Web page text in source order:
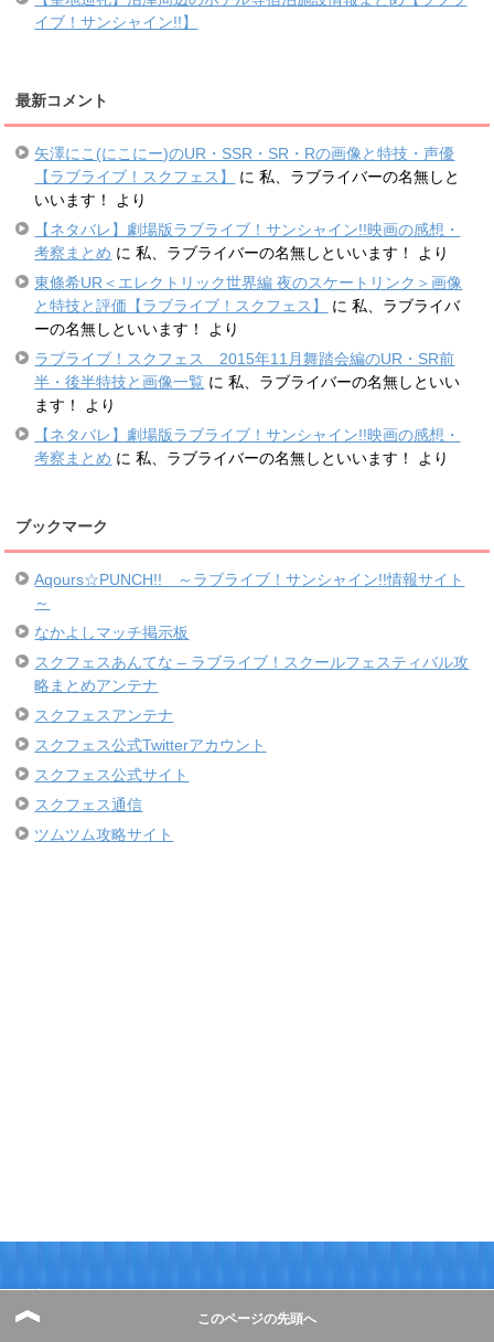
イブ！サンシャイン!!】
最新コメント
矢澤にこ(にこにー)のUR・SSR・SR・Rの画像と特技・声優
【ラブライブ！スクフェス】
に私、ラブライバーの名無しと
いいます！
より
【ネタバレ】劇場版ラブライブ！サンシャイン!!映画の感想・
考察まとめ に私、ラブライバーの名無しといいます！
より
東條希UR＜エレクトリック世界編 夜のスケートリンク＞画像
と特技と評価【ラブライブ！スクフェス】
に私、ラブライバ
ーの名無しといいます！
より
ラブライブ！スクフェス 2015年11月舞踏会編のUR・SR前
半・後半特技と画像一覧 に私、ラブライバーの名無しといい
ます！
より
【ネタバレ】劇場版ラブライブ！サンシャイン!!映画の感想・
考察まとめ に私、ラブライバーの名無しといいます！ より
ブックマーク
Aqours☆PUNCH!! ～ラブライブ！サンシャイン!!情報サイト
～
なかよしマッチ掲示板
スクフェスあんてな – ラブライブ！スクールフェスティバル攻
略まとめアンテナ
スクフェスアンテナ
スクフェス公式Twitterアカウント
スクフェス公式サイト
スクフェス通信
ツムツム攻略サイト
アドレス
このページの先頭へ